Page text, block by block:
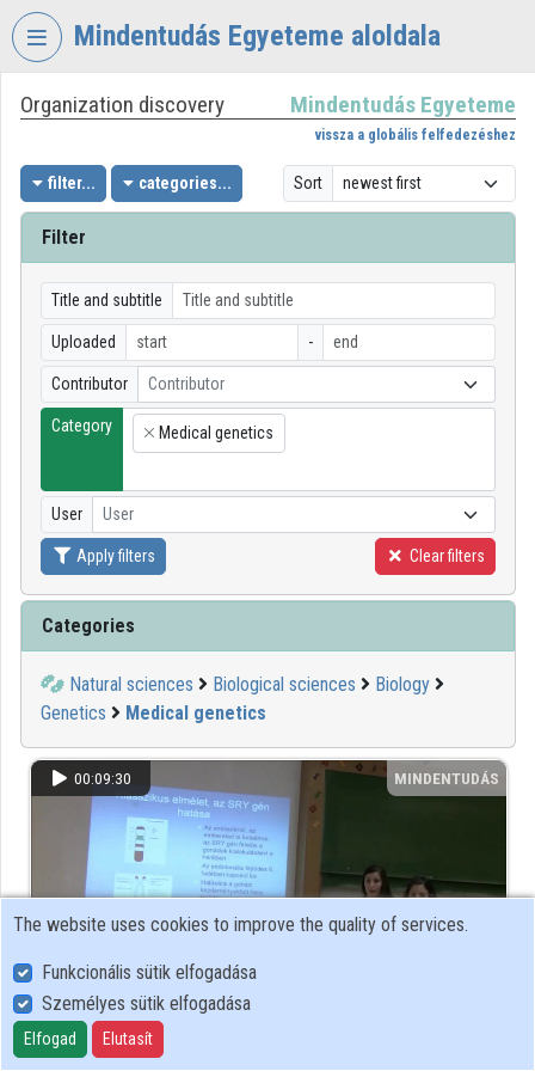
Skip header
Mindentudás Egyeteme aloldala
VIDEOTORIUM
MINDENTUDÁS
EGYETEME
Organization home
Log In
Organization discovery
Categories
Organization playlists
Organizations
Contributors
Organization discovery Mindentudás Egyeteme
vissza a globális felfedezéshez
filter... categories... Sort
Filter
Title and subtitle
Uploaded -
Contributor Contributor
Category
×
Medical genetics
User User
Apply filters Clear filters
Categories
Natural sciences Biological sciences
Biology
Genetics
Medical genetics
00:09:30 MINDENTUDÁS
Különbözünk, de miért?
The website uses cookies to improve the quality of services.
Funkcionális sütik elfogadása
Személyes sütik elfogadása
Elfogad Elutasít